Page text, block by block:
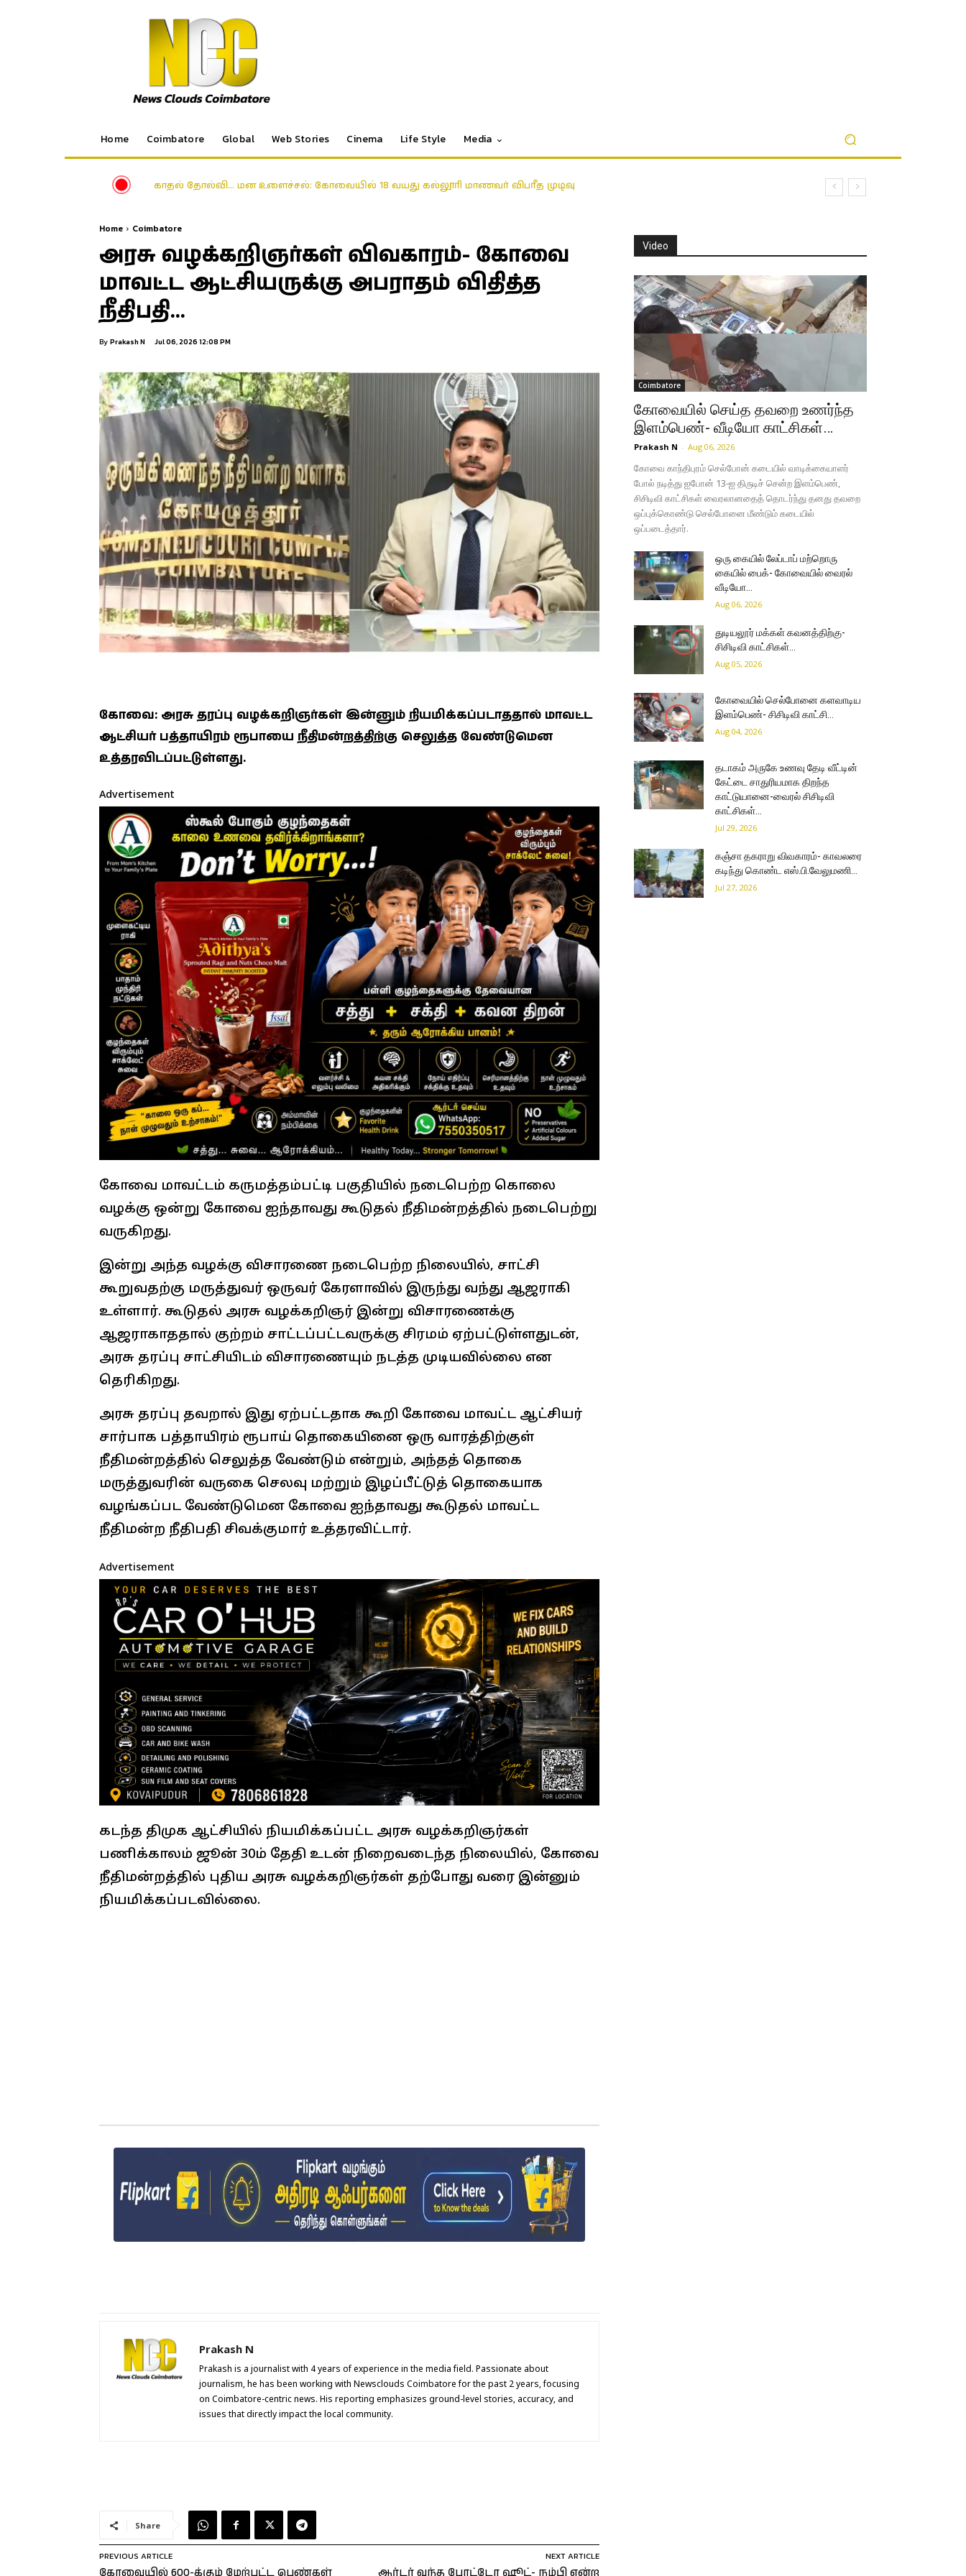
Home Coimbatore Global Web Stories Cinema Life Style Media
காதல் தோல்வி… மன உளைச்சல்: கோவையில் 18 வயது கல்லூரி மாணவர் விபரீத முடிவு
Home Coimbatore
அரசு வழக்கறிஞர்கள் விவகாரம்- கோவை
மாவட்ட ஆட்சியருக்கு அபராதம் விதித்த
நீதிபதி…
By Prakash N Jul 06, 2026 12:08 PM
கோவை: அரசு தரப்பு வழக்கறிஞர்கள் இன்னும் நியமிக்கப்படாததால் மாவட்ட
ஆட்சியர் பத்தாயிரம் ரூபாயை நீதிமன்றத்திற்கு செலுத்த வேண்டுமென
உத்தரவிடப்பட்டுள்ளது.
Advertisement
கோவை மாவட்டம் கருமத்தம்பட்டி பகுதியில் நடைபெற்ற கொலை
வழக்கு ஒன்று கோவை ஐந்தாவது கூடுதல் நீதிமன்றத்தில் நடைபெற்று
வருகிறது.
இன்று அந்த வழக்கு விசாரணை நடைபெற்ற நிலையில், சாட்சி
கூறுவதற்கு மருத்துவர் ஒருவர் கேரளாவில் இருந்து வந்து ஆஜராகி
உள்ளார். கூடுதல் அரசு வழக்கறிஞர் இன்று விசாரணைக்கு
ஆஜராகாததால் குற்றம் சாட்டப்பட்டவருக்கு சிரமம் ஏற்பட்டுள்ளதுடன்,
அரசு தரப்பு சாட்சியிடம் விசாரணையும் நடத்த முடியவில்லை என
தெரிகிறது.
அரசு தரப்பு தவறால் இது ஏற்பட்டதாக கூறி கோவை மாவட்ட ஆட்சியர்
சார்பாக பத்தாயிரம் ரூபாய் தொகையினை ஒரு வாரத்திற்குள்
நீதிமன்றத்தில் செலுத்த வேண்டும் என்றும், அந்தத் தொகை
மருத்துவரின் வருகை செலவு மற்றும் இழப்பீட்டுத் தொகையாக
வழங்கப்பட வேண்டுமென கோவை ஐந்தாவது கூடுதல் மாவட்ட
நீதிமன்ற நீதிபதி சிவக்குமார் உத்தரவிட்டார்.
Advertisement
கடந்த திமுக ஆட்சியில் நியமிக்கப்பட்ட அரசு வழக்கறிஞர்கள்
பணிக்காலம் ஜூன் 30ம் தேதி உடன் நிறைவடைந்த நிலையில், கோவை
நீதிமன்றத்தில் புதிய அரசு வழக்கறிஞர்கள் தற்போது வரை இன்னும்
நியமிக்கப்படவில்லை.
Prakash N
Prakash is a journalist with 4 years of experience in the media field. Passionate about
journalism, he has been working with Newsclouds Coimbatore for the past 2 years, focusing
on Coimbatore-centric news. His reporting emphasizes ground-level stories, accuracy, and
issues that directly impact the local community.
Share
PREVIOUS ARTICLE
கோவையில் 600-க்கும் மேற்பட்ட பெண்கள்
NEXT ARTICLE
ஆர்டர் வந்த போட்டோ ஷூட்- நம்பி என்ற
Video
Coimbatore
கோவையில் செய்த தவறை உணர்ந்த
இளம்பெண்- வீடியோ காட்சிகள்…
Prakash N - Aug 06, 2026
கோவை காந்திபுரம் செல்போன் கடையில் வாடிக்கையாளர்
போல் நடித்து ஐபோன் 13-ஐ திருடிச் சென்ற இளம்பெண்,
சிசிடிவி காட்சிகள் வைரலானதைத் தொடர்ந்து தனது தவறை
ஒப்புக்கொண்டு செல்போனை மீண்டும் கடையில்
ஒப்படைத்தார்.
ஒரு கையில் லேப்டாப் மற்றொரு
கையில் பைக்- கோவையில் வைரல்
வீடியோ…
Aug 06, 2026
துடியலூர் மக்கள் கவனத்திற்கு-
சிசிடிவி காட்சிகள்…
Aug 05, 2026
கோவையில் செல்போனை களவாடிய
இளம்பெண்- சிசிடிவி காட்சி…
Aug 04, 2026
தடாகம் அருகே உணவு தேடி வீட்டின்
கேட்டை சாதுரியமாக திறந்த
காட்டுயானை-வைரல் சிசிடிவி
காட்சிகள்…
Jul 29, 2026
கஞ்சா தகராறு விவகாரம்- காவலரை
கடிந்து கொண்ட எஸ்.பி.வேலுமணி…
Jul 27, 2026